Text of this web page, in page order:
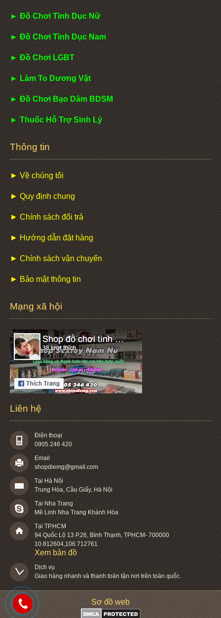
► Đồ Chơi Tình Dục Nữ
► Đồ Chơi Tình Dục Nam
► Đồ Chơi LGBT
► Làm To Dương Vật
► Đồ Chơi Bạo Dâm BDSM
► Thuốc Hỗ Trợ Sinh Lý
Thông tin
► Về chúng tôi
► Quy định chung
► Chính sách đổi trả
► Hướng dẫn đặt hàng
► Chính sách vận chuyển
► Bảo mật thông tin
Mạng xã hội
Liên hệ
Điện thoại
0905 246 420
Email
shopdiemg@gmail.com
Tại Hà Nội
Trung Hòa, Cầu Giấy, Hà Nội
Tại Nha Trang
Mê Linh Nha Trang Khánh Hòa
Tại TP.HCM
94 Quốc Lộ 13 P.26,Bình Thạnh,TPHCM-700000
10.812604,106.712761
Xem bản đồ
Dịch vụ
Giao hàng nhanh và thanh toán tận nơi trên toàn quốc.
Sơ đồ web